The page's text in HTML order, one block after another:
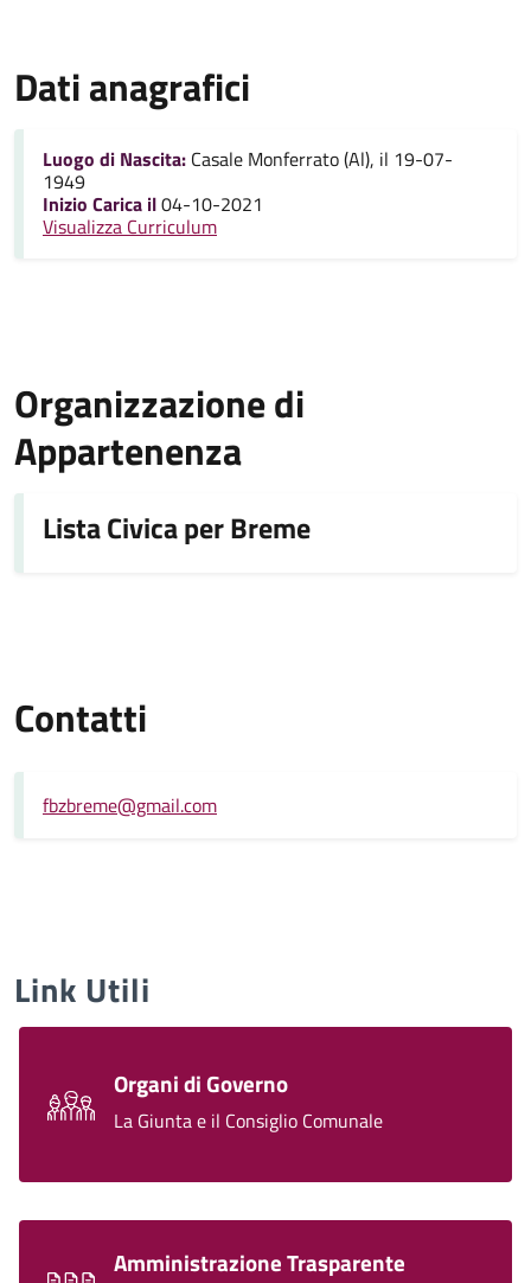
Dati anagrafici
Luogo di Nascita: Casale Monferrato (Al), il 19-07-
1949
Inizio Carica il04-10-2021
Visualizza Curriculum
Organizzazione di
Appartenenza
Lista Civica per Breme
Contatti
fbzbreme@gmail.com
Link Utili
Organi di Governo
La Giunta e il Consiglio Comunale
Amministrazione Trasparente